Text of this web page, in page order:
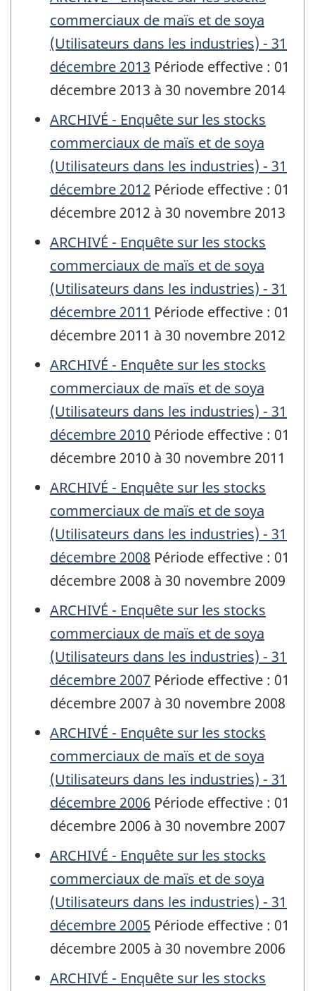
commerciaux de maïs et de soya
(Utilisateurs dans les industries) - 31
décembre 2013 Période effective : 01
décembre 2013 à 30 novembre 2014
ARCHIVÉ - Enquête sur les stocks
commerciaux de maïs et de soya
(Utilisateurs dans les industries) - 31
décembre 2012 Période effective : 01
décembre 2012 à 30 novembre 2013
ARCHIVÉ - Enquête sur les stocks
commerciaux de maïs et de soya
(Utilisateurs dans les industries) - 31
décembre 2011 Période effective : 01
décembre 2011 à 30 novembre 2012
ARCHIVÉ - Enquête sur les stocks
commerciaux de maïs et de soya
(Utilisateurs dans les industries) - 31
décembre 2010 Période effective : 01
décembre 2010 à 30 novembre 2011
ARCHIVÉ - Enquête sur les stocks
commerciaux de maïs et de soya
(Utilisateurs dans les industries) - 31
décembre 2008 Période effective : 01
décembre 2008 à 30 novembre 2009
ARCHIVÉ - Enquête sur les stocks
commerciaux de maïs et de soya
(Utilisateurs dans les industries) - 31
décembre 2007 Période effective : 01
décembre 2007 à 30 novembre 2008
ARCHIVÉ - Enquête sur les stocks
commerciaux de maïs et de soya
(Utilisateurs dans les industries) - 31
décembre 2006 Période effective : 01
décembre 2006 à 30 novembre 2007
ARCHIVÉ - Enquête sur les stocks
commerciaux de maïs et de soya
(Utilisateurs dans les industries) - 31
décembre 2005 Période effective : 01
décembre 2005 à 30 novembre 2006
ARCHIVÉ - Enquête sur les stocks